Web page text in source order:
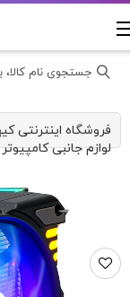
جستجوی نام کالا،
فروشگاه اینترنتی
لوازم جانبی کامپیوتر